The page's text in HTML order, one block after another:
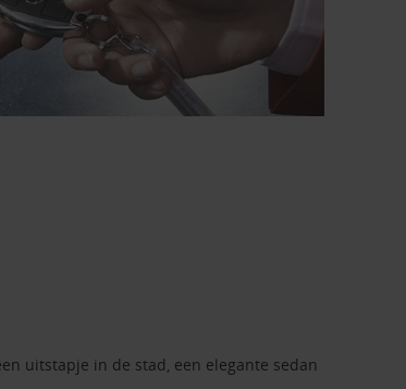
uitstapje in de stad, een elegante sedan